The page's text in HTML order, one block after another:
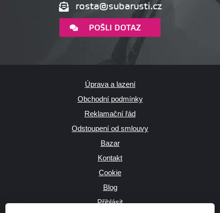
rosta@subarusti.cz
POŠLI DOTAZ
Úprava a lazení
Obchodní podmínky
Reklamační řád
Odstoupení od smlouvy
Bazar
Kontakt
Cookie
Blog
Přihlásit